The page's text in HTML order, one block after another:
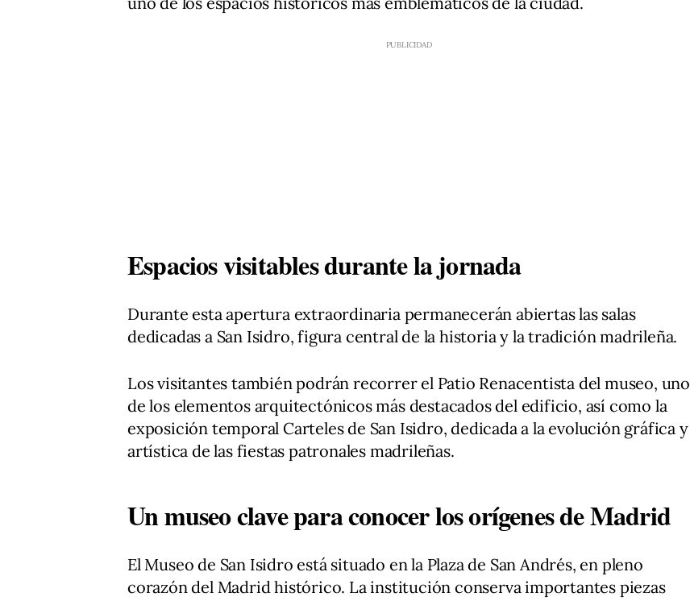
Espacios visitables durante la jornada
Durante esta apertura extraordinaria permanecerán abiertas las salas
dedicadas a San Isidro, figura central de la historia y la tradición madrileña.
Los visitantes también podrán recorrer el Patio Renacentista del museo, uno
de los elementos arquitectónicos más destacados del edificio, así como la
exposición temporal Carteles de San Isidro, dedicada a la evolución gráfica y
artística de las fiestas patronales madrileñas.
Un museo clave para conocer los orígenes de Madrid
El Museo de San Isidro está situado en la Plaza de San Andrés, en pleno
corazón del Madrid histórico. La institución conserva importantes piezas